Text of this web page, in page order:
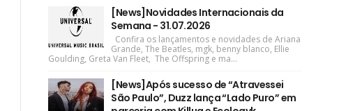
[News]Novidades Internacionais da
Semana - 31.07.2026
Confira os lançamentos e novidades de Ariana
Grande, The Beatles, mgk, benny blanco, Ellie
Goulding, Greta Van Fleet, The Offspring e ma...
[News]Após sucesso de “Atravessei
São Paulo”, Duzz lança “Lado Puro” em